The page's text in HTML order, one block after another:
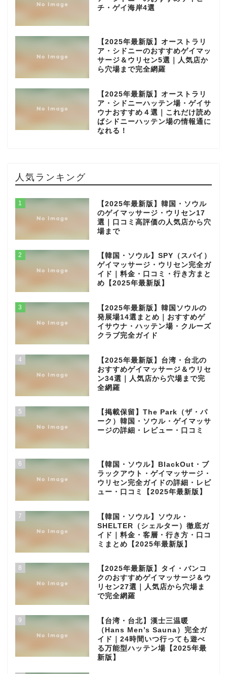
チ・ゲイ海岸4選
【2025年最新版】オーストラリ
ア・シドニーのおすすめゲイマッ
サージ＆ウリセン5選｜人気店か
ら穴場まで完全網羅
【2025年最新版】オーストラリ
ア・シドニーハッテン場・ゲイサ
ウナおすすめ４選｜これだけ読め
ばシドニーハッテン場の情報通に
なれる！
人気ランキング
1
【2025年最新版】韓国・ソウル
のゲイマッサージ・ウリセン17
選｜口コミ高評価の人気店から穴
場まで
2
【韓国・ソウル】SPY（スパイ）
ゲイマッサージ・ウリセン完全ガ
イド｜料金・口コミ・行き方まと
め【2025年最新版】
3
【2025年最新版】韓国ソウルの
発展場14選まとめ｜おすすめゲ
イサウナ・ハッテン場・クルーズ
クラブ完全ガイド
4
【2025年最新版】台湾・台北の
おすすめゲイマッサージ＆ウリセ
ン34選｜人気店から穴場まで完
全網羅
5
【掲載保留】The Park（ザ・パ
ーク）韓国・ソウル・ゲイマッサ
ージの詳細・レビュー・口コミ
6
【韓国・ソウル】BlackOut・ブ
ラックアウト・ゲイマッサージ・
ウリセン完全ガイドの詳細・レビ
ュー・口コミ【2025年最新版】
7
【韓国・ソウル】ソウル・
SHELTER（シェルター）徹底ガ
イド｜料金・客層・行き方・口コ
ミまとめ【2025年最新版】
8
【2025年最新版】タイ・バンコ
クのおすすめゲイマッサージ＆ウ
リセン27選｜人気店から穴場ま
で完全網羅
9
【台湾・台北】漢士三温暖
（Hans Men’s Sauna）完全ガ
イド｜24時間いつ行っても遊べ
る万能型ハッテン場【2025年最
新版】